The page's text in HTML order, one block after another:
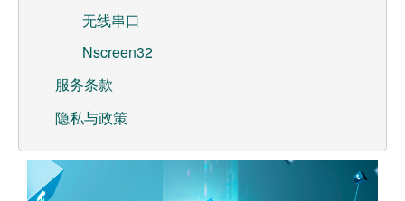
无线串口
Nscreen32
服务条款
隐私与政策
高性价比嵌入式-Nscreen32
关于我们
服务支持
客户服务